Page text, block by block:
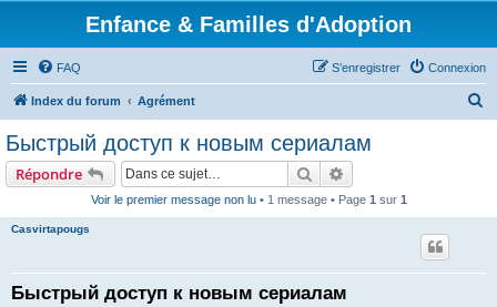
Enfance & Familles d'Adoption
FAQ Connexion
S’enregistrer
Index du forum Agrément
Быстрый доступ к новым сериалам
Répondre Rechercher
Voir le premier message non lu• 1 message • Page 1 sur 1
Casvirtapougs
Быстрый доступ к новым сериалам